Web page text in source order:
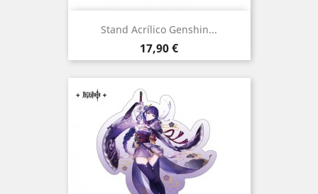
Stand Acrílico Genshin...
Preço
17,90 €